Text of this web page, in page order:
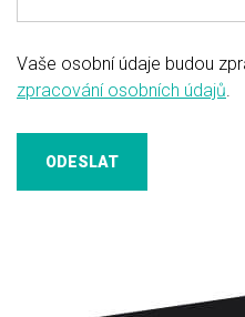
Vaše osobní údaje budou
zpracování osobních údajů.
ODESLAT